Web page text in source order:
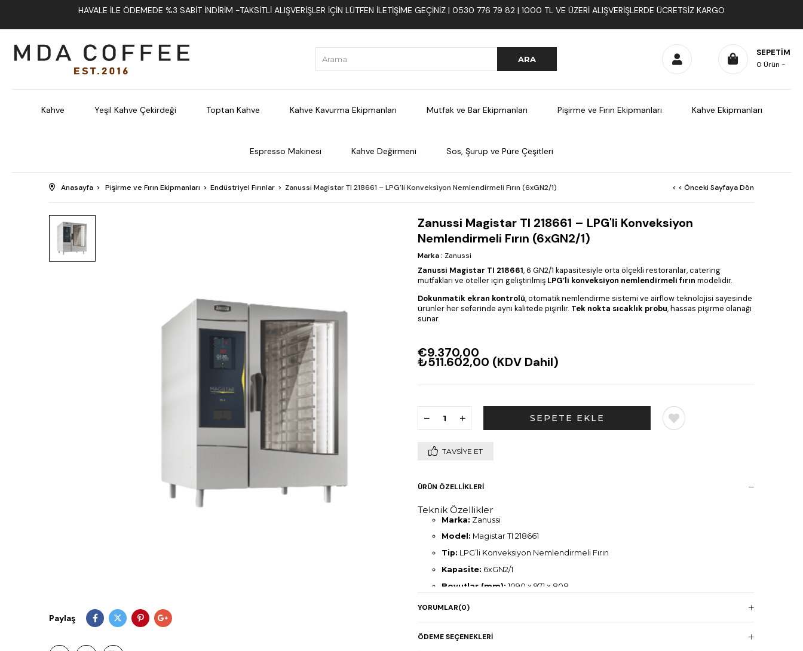
HAVALE İLE ÖDEMEDE %3 SABIT İNDIRIM -TAKSITLI ALIŞVERIŞLER İÇIN LÜTFEN ILETIŞIME GEÇINIZ | 0530 776 79 82 | 1000 TL VE ÜZERI ALIŞVERIŞLERDE ÜCRETSIZ KARGO
SEPETIM
0 Ürün
Kahve Yeşil Kahve Çekirdeği Toptan Kahve Kahve Kavurma Ekipmanları Mutfak ve Bar Ekipmanları Pişirme ve Fırın Ekipmanları Kahve Ekipmanları
Espresso Makinesi Kahve Değirmeni Sos, Şurup ve Püre Çeşitleri
Anasayfa Pişirme ve Fırın Ekipmanları Endüstriyel Fırınlar Zanussi Magistar TI 218661 – LPG'li Konveksiyon Nemlendirmeli Fırın (6xGN2/1) < < Önceki Sayfaya Dön
Paylaş
Zanussi Magistar TI 218661 – LPG'li Konveksiyon
Nemlendirmeli Fırın (6xGN2/1)
Marka: Zanussi
Zanussi Magistar TI 218661, 6 GN2/1 kapasitesiyle orta ölçekli restoranlar, catering
mutfakları ve oteller için geliştirilmiş LPG’li konveksiyon nemlendirmeli fırın modelidir.
Dokunmatik ekran kontrolü, otomatik nemlendirme sistemi ve airflow teknolojisi sayesinde
ürünler her seferinde aynı kalitede pişirilir. Tek nokta sıcaklık probu, hassas pişirme olanağı
sunar.
€9.370,00
₺511.602,00 (KDV Dahil)
TAVSIYE ET
ÜRÜN ÖZELLIKLERI
Teknik Özellikler
Marka: Zanussi
Model: Magistar TI 218661
Tip: LPG’li Konveksiyon Nemlendirmeli Fırın
Kapasite: 6xGN2/1
Boyutlar (mm): 1090 x 971 x 808
Gaz Gücü:
Ağırlık:153 kg
YORUMLAR(0)
ÖDEME SEÇENEKLERI